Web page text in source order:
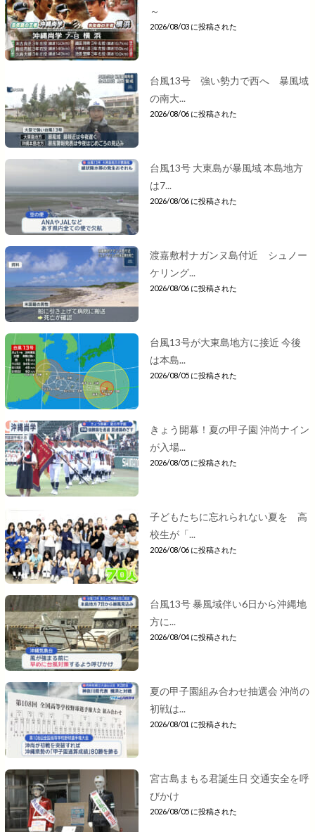
～
2026/08/03 に投稿された
台風13号 強い勢力で西へ 暴風域
の南大...
2026/08/06 に投稿された
台風13号 大東島が暴風域 本島地方
は7...
2026/08/06 に投稿された
渡嘉敷村ナガンヌ島付近 シュノー
ケリング...
2026/08/06 に投稿された
台風13号が大東島地方に接近 今後
は本島...
2026/08/05 に投稿された
きょう開幕！夏の甲子園 沖尚ナイン
が入場...
2026/08/05 に投稿された
子どもたちに忘れられない夏を 高
校生が「...
2026/08/06 に投稿された
台風13号 暴風域伴い6日から沖縄地
方に...
2026/08/04 に投稿された
夏の甲子園組み合わせ抽選会 沖尚の
初戦は...
2026/08/01 に投稿された
宮古島まもる君誕生日 交通安全を呼
びかけ
2026/08/05 に投稿された